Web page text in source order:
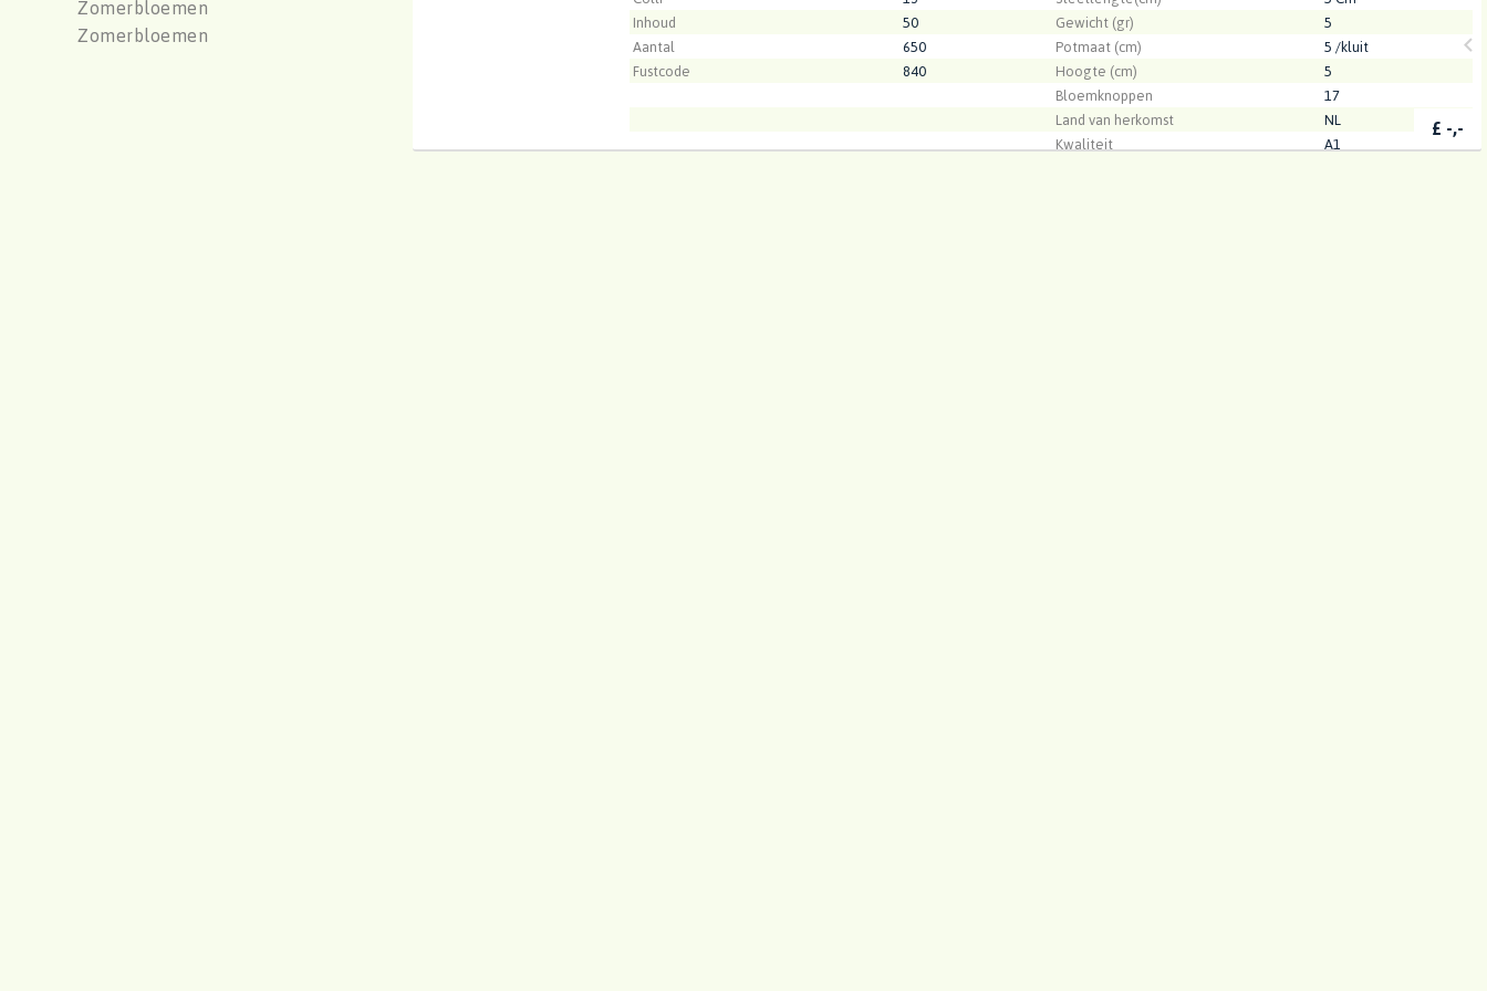
Zomerbloemen
Zomerbloemen
Inhoud
50 Gewicht (gr)
5
Aantal
650 Potmaat (cm)
5 /kluit
Fustcode
840 Hoogte (cm)
5
Bloemknoppen
17
Land van herkomst
NL
Kwaliteit
A1
£ -,-